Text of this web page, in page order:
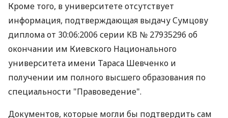
Кроме того, в университете отсутствует
информация, подтверждающая выдачу Сумцову
диплома от 30:06:2006 серии KB № 27935296 об
окончании им Киевского Национального
университета имени Тараса Шевченко и
получении им полного высшего образования по
специальности "Правоведение".
Документов, которые могли бы подтвердить сам